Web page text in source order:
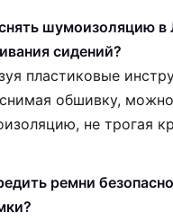
шумоизоляцию в
сидений?
пластиковые
обшивку,
не трогая
ремни